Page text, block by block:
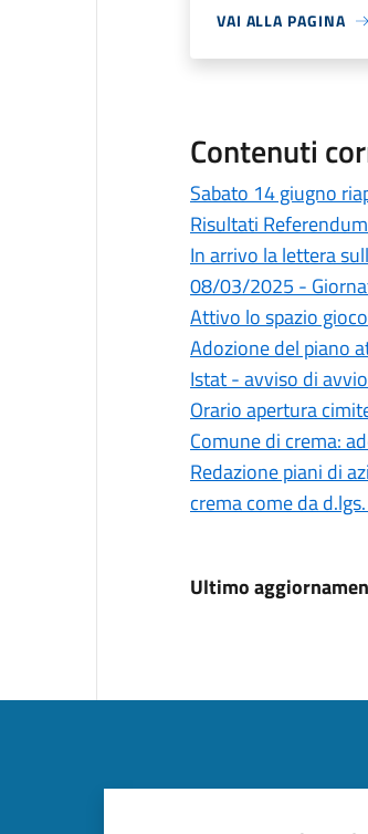
VAI ALLA PAGINA
Contenuti
Sabato 14 giugno
Risultati
In arrivo la lettera
08/03/2025 -
Attivo lo spazio
Adozione del piano
Istat - avviso di
Orario apertura
Comune di crema:
Redazione piani di
crema come da
Ultimo